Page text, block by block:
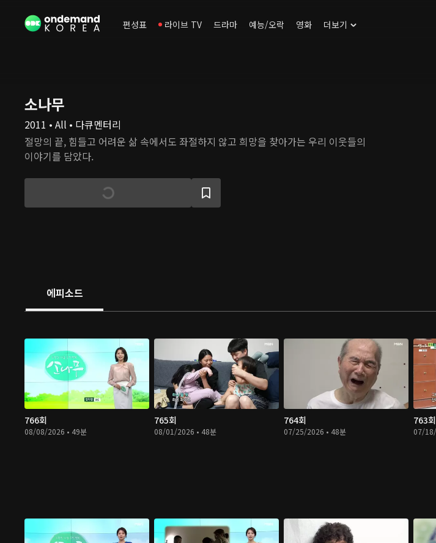
편성표 라이브 TV 드라마 예능/오락 영화 더보기
소나무
2011 • All • 다큐멘터리
절망의 끝, 힘들고 어려운 삶 속에서도 좌절하지 않고 희망을 찾아가는 우리 이웃들의
이야기를 담았다.
에피소드
766회
08/08/2026 • 49분
765회
08/01/2026 • 48분
764회
07/25/2026 • 48분
763회
07/